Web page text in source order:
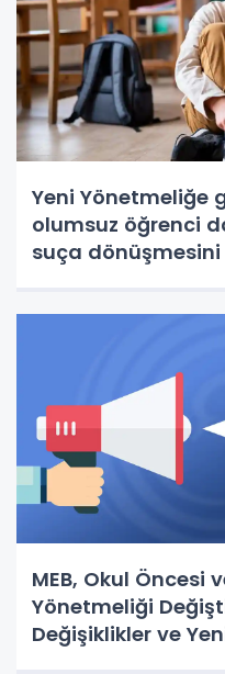
Yeni Yönetmeliğe
olumsuz öğrenci
suça
MEB, Okul Öncesi
Yönetmeliği
Değişiklikler ve